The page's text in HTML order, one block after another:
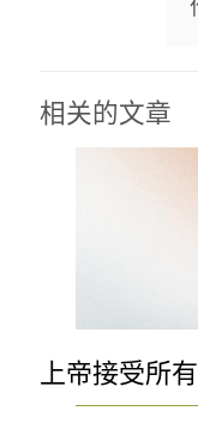
相关的文章
上帝接受所